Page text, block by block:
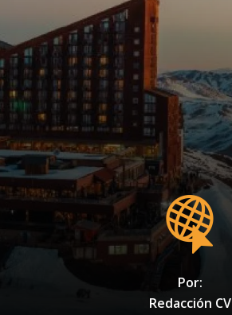
Por:
Redacción CV